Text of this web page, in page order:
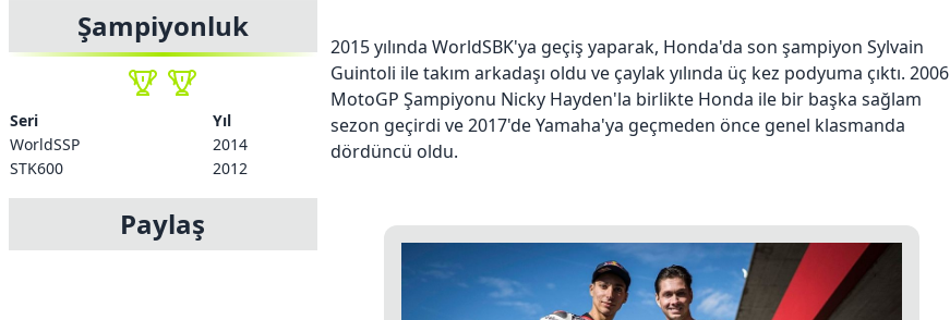
Şampiyonluk
Seri
Yıl
WorldSSP
2014
STK600
2012
Paylaş
2015 yılında WorldSBK'ya geçiş yaparak, Honda'da son şampiyon Sylvain
Guintoli ile takım arkadaşı oldu ve çaylak yılında üç kez podyuma çıktı. 2006
MotoGP Şampiyonu Nicky Hayden'la birlikte Honda ile bir başka sağlam
sezon geçirdi ve 2017'de Yamaha'ya geçmeden önce genel klasmanda
dördüncü oldu.